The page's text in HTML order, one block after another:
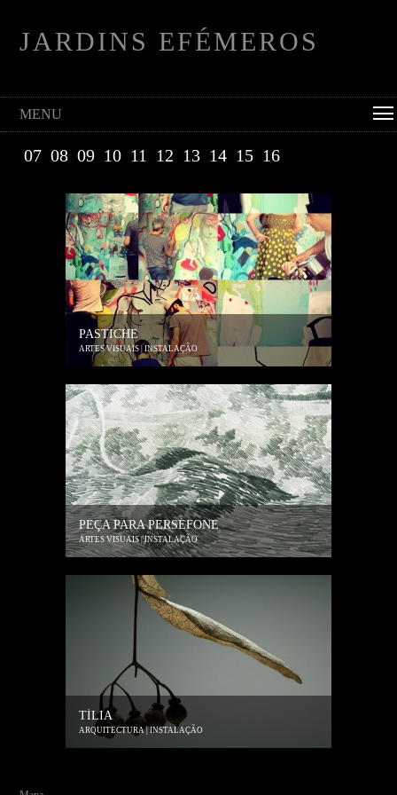
JARDINS EFÉMEROS
MENU
07 08 09 10 11 12 13 14 15 16
PASTICHE
ARTES VISUAIS | INSTALAÇÃO
PEÇA PARA PERSÉFONE
ARTES VISUAIS | INSTALAÇÃO
TÍLIA
ARQUITECTURA | INSTALAÇÃO